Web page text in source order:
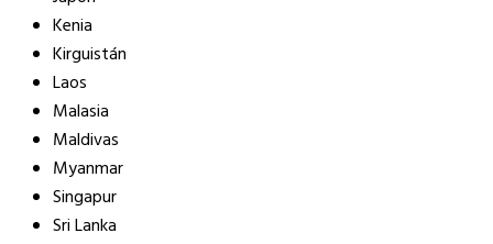
Kenia
Kirguistán
Laos
Malasia
Maldivas
Myanmar
Singapur
Sri Lanka